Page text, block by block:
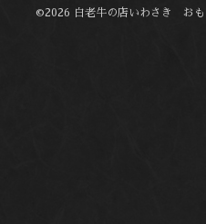
©2026 白老牛の店いわさき お